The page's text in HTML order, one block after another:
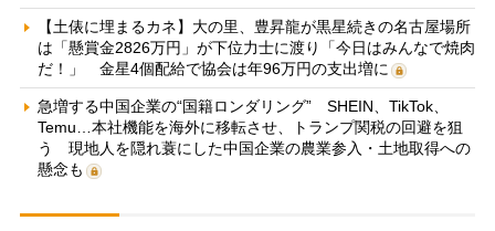
【土俵に埋まるカネ】大の里、豊昇龍が黒星続きの名古屋場所
は「懸賞金2826万円」が下位力士に渡り「今日はみんなで焼肉
だ！」 金星4個配給で協会は年96万円の支出増に
急増する中国企業の“国籍ロンダリング” SHEIN、TikTok、
Temu…本社機能を海外に移転させ、トランプ関税の回避を狙
う 現地人を隠れ蓑にした中国企業の農業参入・土地取得への
懸念も